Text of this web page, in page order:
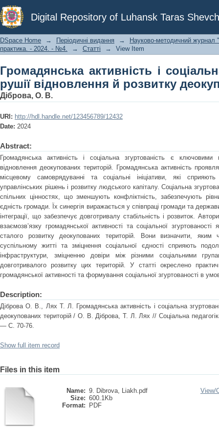
Digital Repository of Luhansk Taras
Громадянська активність і
розвитку деокупованих територій
DSpace Home → Періодичні видання →
Науково-методичний журнал
практика. - 2024. - №4.
→ Статті → View Item
Громадянська активність і
рушії відновлення й розвитку
Діброва, О. В.
URI: http://hdl.handle.net/123456789/12432
Date: 2024
Abstract:
Громадянська активність і соціальна згуртованість є
відновлення деокупованих територій. Громадянська активність
місцевому самоврядуванні та соціальні ініціативи, які
управлінських рішень і розвитку людського капіталу. Соціальна
спільних цінностях, що зменшують конфліктність, забезпечують
єдність громади. Їх синергія виражається у співпраці громади та
інтеграції, що забезпечує довготривалу стабільність і розвиток.
взаємозв’язку громадянської активності та соціальної
сталого розвитку деокупованих територій. Вони визначити,
суспільному житті та зміцнення соціальної єдності сприяють
інфраструктури, зміцненню довіри між різними соціальними
довготривалого розвитку цих територій. У статті окреслено
громадянської активності та формування соціальної згуртованості в
Description:
Діброва О. В., Лях Т. Л. Громадянська активність і соціальна
деокупованих територій / О. В. Діброва, Т. Л. Лях // Соціальна
— C. 70-76.
Show full item record
Files in this item
Name: 9. Dibrova, Liakh.pdf
Size: 600.1Kb
Format:
PDF
View/